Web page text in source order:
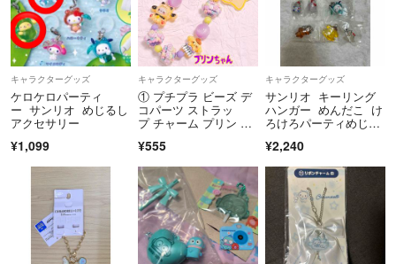
キャラクターグッズ
ケロケロパーティ
ー サンリオ めじるし
アクセサリー
¥1,099
キャラクターグッズ
① プチプラ ビーズ デ
コパーツ ストラッ
プ チャーム プリン 黄
ーム キーホルダー チ
¥555
キャラクターグッズ
サンリオ キーリング
ハンガー めんだこ け
ろけろパーティめじる
¥2,240